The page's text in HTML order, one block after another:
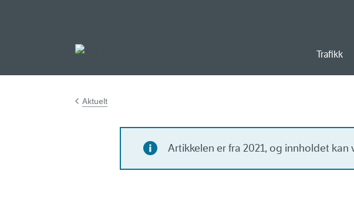
Trafikk
Aktuelt
Artikkelen er fra 2021, og innholdet